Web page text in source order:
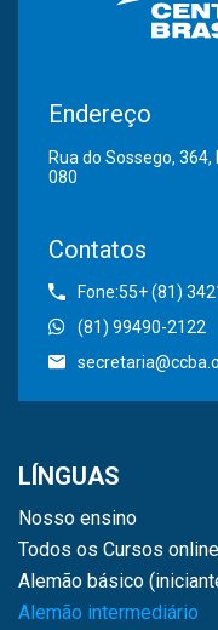
Endereço
Rua do Sossego,
080
Contatos
Fone:55+ (81)
(81) 99490-2122
LÍNGUAS
Nosso ensino
Todos os Cursos
Alemão básico
Alemão intermediário